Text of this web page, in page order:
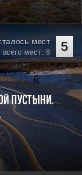
5
мест
всего мест: 6
пустыни.